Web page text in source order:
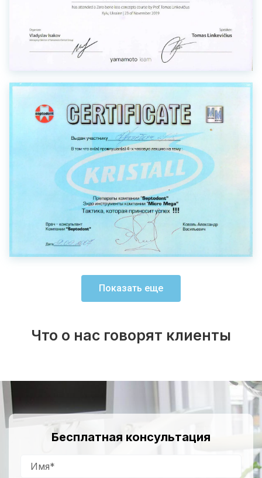
Показать еще
Что о нас говорят клиенты
Бесплатная консультация